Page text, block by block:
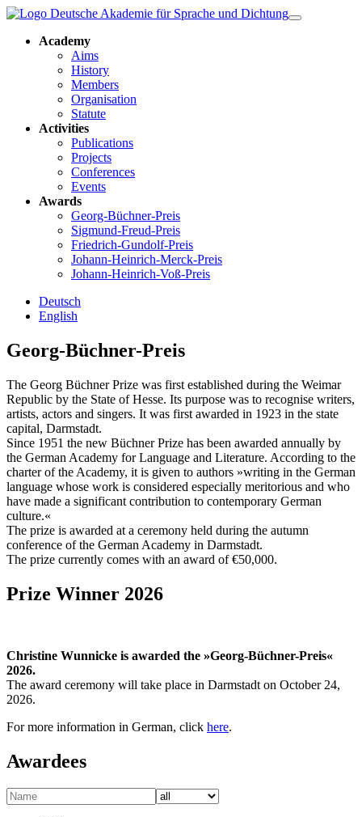
Academy
Aims
History
Members
Organisation
Statute
Activities
Publications
Projects
Conferences
Events
Awards
Georg-Büchner-Preis
Sigmund-Freud-Preis
Friedrich-Gundolf-Preis
Johann-Heinrich-Merck-Preis
Johann-Heinrich-Voß-Preis
Deutsch
English
Georg-Büchner-Preis
The Georg Büchner Prize was first established during the Weimar
Republic by the State of Hesse. Its purpose was to recognise writers,
artists, actors and singers. It was first awarded in 1923 in the state
capital, Darmstadt.
Since 1951 the new Büchner Prize has been awarded annually by
the German Academy for Language and Literature. According to the
charter of the Academy, it is given to authors »writing in the German
language whose work is considered especially meritorious and who
have made a significant contribution to contemporary German
culture.«
The prize is awarded at a ceremony held during the autumn
conference of the German Academy in Darmstadt.
The prize currently comes with an award of €50,000.
Prize Winner 2026
Christine Wunnicke is awarded the »Georg-Büchner-Preis«
2026.
The award ceremony will take place in Darmstadt on October 24,
2026.
For more information in German, click here.
Awardees